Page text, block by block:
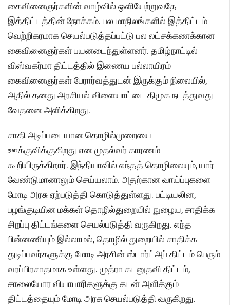
கைவினைஞர்களின் வாழ்வில் ஒளியேற்றுவதே
இத்திட்டத்தின் நோக்கம். பல மாநிலங்களில் இத்திட்டம்
வெற்றிகரமாக செயல்படுத்தப்பட்டு பல லட்சக்கணக்கான
கைவினைஞர்கள் பயனடைந்துள்ளனர். தமிழ்நாட்டில்
விஸ்வகர்மா திட்டத்தில் இணைய பல்லாயிரம்
கைவினைஞர்கள் பேரார்வத்துடன் இருக்கும் நிலையில்,
அதில் தனது அரசியல் விளையாட்டை திமுக நடத்துவது
வேதனை அளிக்கிறது.
சாதி அடிப்படையான தொழில்முறையை
ஊக்குவிக்குகிறது என முதல்வர் காரணம்
கூறியிருக்கிறார். இந்தியாவில் எந்தத் தொழிலையும், யார்
வேண்டுமானாலும் செய்யலாம். அதற்கான வாய்ப்புகளை
மோடி அரசு ஏற்படுத்தி கொடுத்துள்ளது. பட்டியலின,
பழங்குடியின மக்கள் தொழில்துறையில் நுழைய, சாதிக்க
சிறப்பு திட்டங்களை செயல்படுத்தி வருகிறது. எந்த
பின்னணியும் இல்லாமல், தொழில் துறையில் சாதிக்க
துடிப்பவர்களுக்கு மோடி அரசின் ஸ்டார்ட்அப் திட்டம் பெரும்
வரப்பிரசாதமாக உள்ளது. முத்ரா கடனுதவி திட்டம்,
சாலையோர வியாபாரிகளுக்கு கடன் அளிக்கும்
திட்டத்தையும் மோடி அரசு செயல்படுத்தி வருகிறது.